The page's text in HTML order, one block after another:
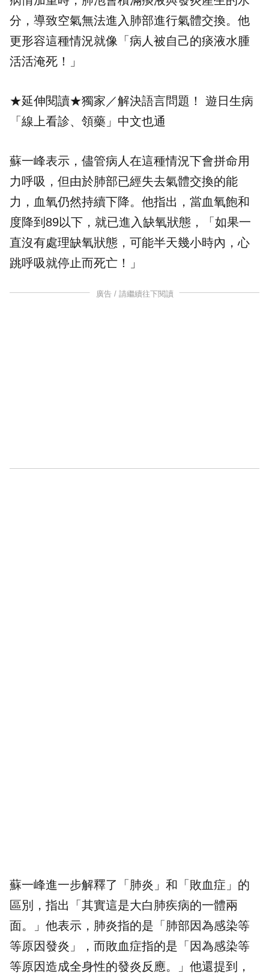
分，導致空氣無法進入肺部進行氣體交換。他
更形容這種情況就像「病人被自己的痰液水腫
活活淹死！」
★延伸閱讀★獨家／解決語言問題！ 遊日生病
「線上看診、領藥」中文也通
蘇一峰表示，儘管病人在這種情況下會拼命用
力呼吸，但由於肺部已經失去氣體交換的能
力，血氧仍然持續下降。他指出，當血氧飽和
度降到89以下，就已進入缺氧狀態，「如果一
直沒有處理缺氧狀態，可能半天幾小時內，心
跳呼吸就停止而死亡！」
廣告 / 請繼續往下閱讀
蘇一峰進一步解釋了「肺炎」和「敗血症」的
區別，指出「其實這是大白肺疾病的一體兩
面。」他表示，肺炎指的是「肺部因為感染等
等原因發炎」，而敗血症指的是「因為感染等
等原因造成全身性的發炎反應。」他還提到，